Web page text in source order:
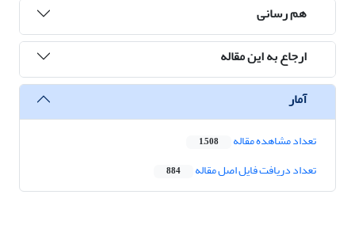
هم رسانی
ارجاع به این مقاله
آمار
تعداد مشاهده مقاله 1,508
تعداد دریافت فایل اصل مقاله 884